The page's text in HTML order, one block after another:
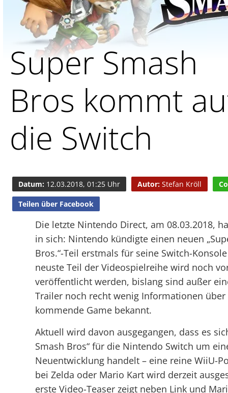
Super Smash
Bros kommt
die Switch
Datum: 12.03.2018, 01:25 Uhr Autor:Stefan Kröll
Teilen über Facebook
Die letzte Nintendo Direct, am 08.03.2018,
in sich: Nintendo kündigte einen neuen
Bros.“-Teil erstmals für seine Switch-
neuste Teil der Videospielreihe wird noch
veröffentlicht werden, bislang sind außer
Trailer noch recht wenig Informationen über
kommende Game bekannt.
Aktuell wird davon ausgegangen, dass es
Smash Bros“ für die Nintendo Switch um
Neuentwicklung handelt – eine reine WiiU-
bei Zelda oder Mario Kart wird derzeit
erste Video-Teaser zeigt neben Link und